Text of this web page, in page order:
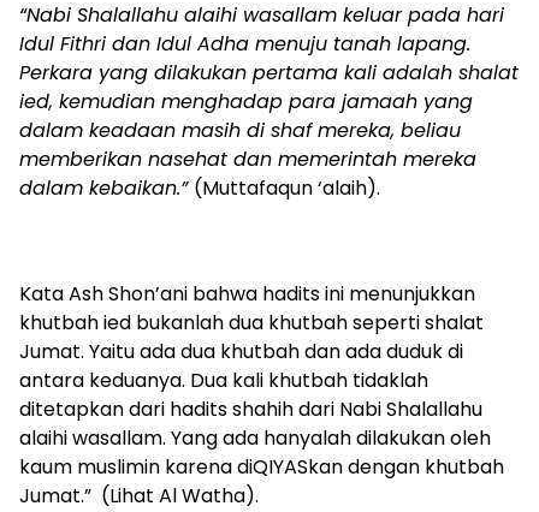
“Nabi Shalallahu alaihi wasallam keluar pada hari
Idul Fithri dan Idul Adha menuju tanah lapang.
Perkara yang dilakukan pertama kali adalah shalat
ied, kemudian menghadap para jamaah yang
dalam keadaan masih di shaf mereka, beliau
memberikan nasehat dan memerintah mereka
dalam kebaikan.” (Muttafaqun ‘alaih).
Kata Ash Shon’ani bahwa hadits ini menunjukkan
khutbah ied bukanlah dua khutbah seperti shalat
Jumat. Yaitu ada dua khutbah dan ada duduk di
antara keduanya. Dua kali khutbah tidaklah
ditetapkan dari hadits shahih dari Nabi Shalallahu
alaihi wasallam. Yang ada hanyalah dilakukan oleh
kaum muslimin karena diQIYASkan dengan khutbah
Jumat.” (Lihat Al Watha).